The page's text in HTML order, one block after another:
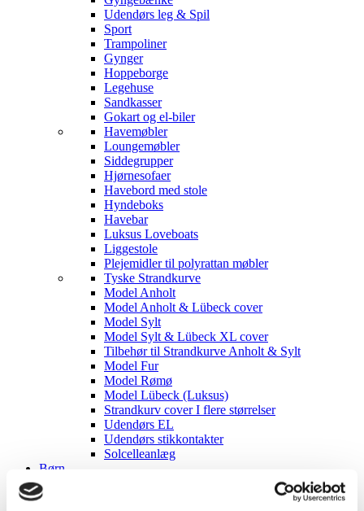
Udendørs leg & Spil
Sport
Trampoliner
Gynger
Hoppeborge
Legehuse
Sandkasser
Gokart og el-biler
Havemøbler
Loungemøbler
Siddegrupper
Hjørnesofaer
Havebord med stole
Hyndeboks
Havebar
Luksus Loveboats
Liggestole
Plejemidler til polyrattan møbler
Tyske Strandkurve
Model Anholt
Model Anholt & Lübeck cover
Model Sylt
Model Sylt & Lübeck XL cover
Tilbehør til Strandkurve Anholt & Sylt
Model Fur
Model Rømø
Model Lübeck (Luksus)
Strandkurv cover I flere størrelser
Udendørs EL
Udendørs stikkontakter
Solcelleanlæg
Børn